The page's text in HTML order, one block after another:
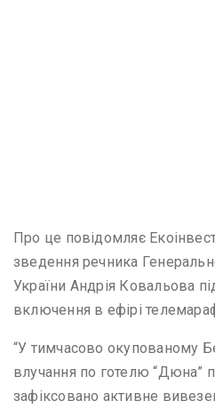
Про це повідомляє
зведення речника
України Андрія Ковальова
включення в ефірі
“У тимчасово окупованому
влучання по готелю “Дюна”
зафіксовано активне